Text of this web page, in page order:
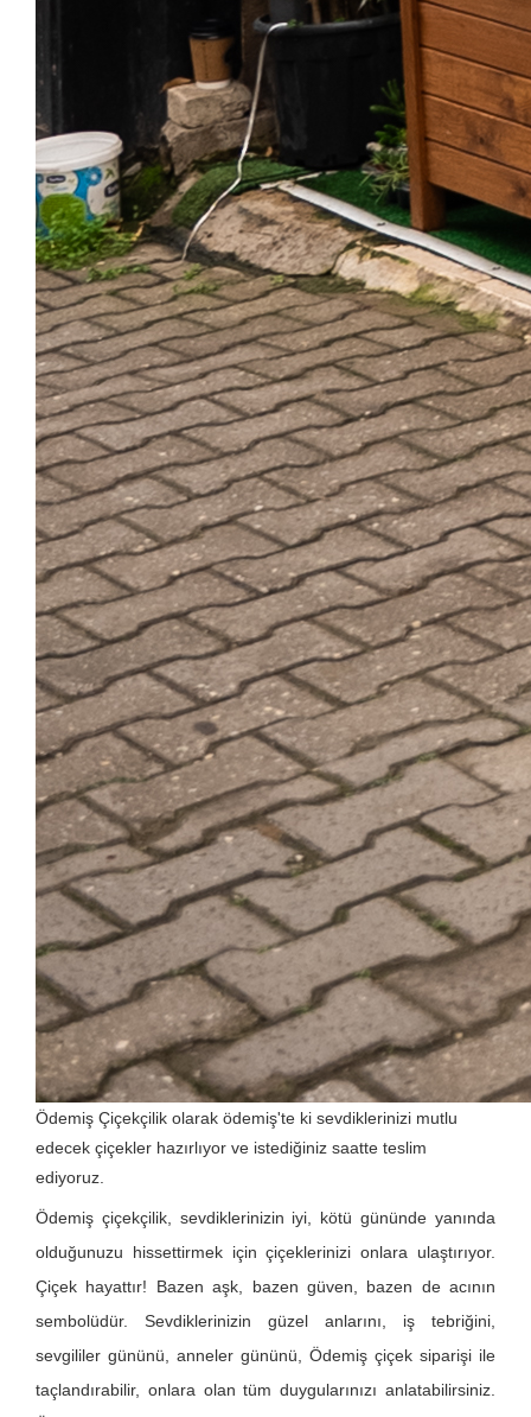
Ödemiş Çiçekçilik olarak ödemiş'te ki sevdiklerinizi mutlu
edecek çiçekler hazırlıyor ve istediğiniz saatte teslim
ediyoruz.
Ödemiş çiçekçilik, sevdiklerinizin iyi, kötü gününde yanında
olduğunuzu hissettirmek için çiçeklerinizi onlara ulaştırıyor.
Çiçek hayattır! Bazen aşk, bazen güven, bazen de acının
sembolüdür. Sevdiklerinizin güzel anlarını, iş tebriğini,
sevgililer gününü, anneler gününü, Ödemiş çiçek siparişi ile
taçlandırabilir, onlara olan tüm duygularınızı anlatabilirsiniz.